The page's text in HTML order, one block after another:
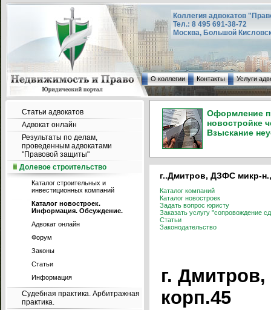
Коллегия адвокатов
Тел.: 8 495 691-38-72
Москва, Большой
О коллегии Контакты Услуги
Статьи адвокатов
Адвокат онлайн
Результаты по делам,
проведенным адвокатами
"Правовой защиты"
Долевое строительство
Каталог строительных и
инвестиционных компаний
Каталог новостроек.
Информация. Обсуждение.
Адвокат онлайн
Форум
Законы
Статьи
Информация
Судебная практика. Арбитражная
практика.
Оформление
новостройке
Взыскание
г..Дмитров, ДЗФС микр-
Каталог компаний
Каталог новостроек
Задать вопрос юристу
Заказать услугу "сопровождение
Статьи
Законодательство
г.
корп.45